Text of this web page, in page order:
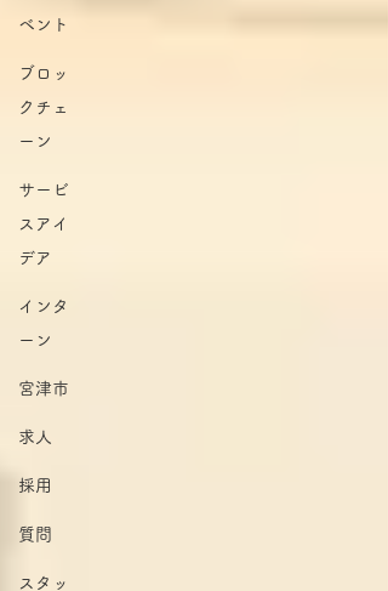
ベント
ブロッ
クチェ
ーン
サービ
スアイ
デア
インタ
ーン
宮津市
求人
採用
質問
スタッ